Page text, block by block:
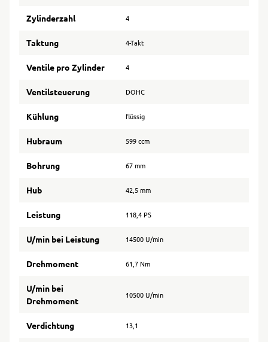
Zylinderzahl 4
Taktung 4-Takt
Ventile pro Zylinder 4
Ventilsteuerung DOHC
Kühlung flüssig
Hubraum 599 ccm
Bohrung 67 mm
Hub 42,5 mm
Leistung 118,4 PS
U/min bei Leistung 14500 U/min
Drehmoment 61,7 Nm
U/min bei
Drehmoment
10500 U/min
Verdichtung 13,1